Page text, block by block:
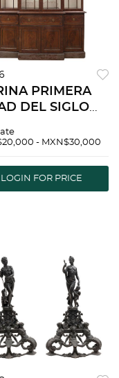
PRIMERA
DEL SIGLO
tallada con
y
263 x 200
- MXN$30,000
LOGIN FOR PRICE